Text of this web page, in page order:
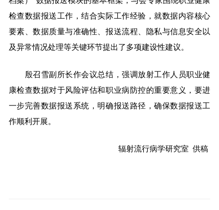
检查数据报送工作，结合实际工作经验，就数据内容核心
要素、数据质量与准确性、报送流程、隐私与信息安全以
及异常情况处理等关键环节提出了多项建设性建议。
殷召雪副所长作会议总结，强调放射工作人员职业健
康检查数据对于风险评估和职业病防控的重要意义，要进
一步完善数据报送系统，明确报送路径，确保数据报送工
作顺利开展。
辐射流行病学研究室 供稿